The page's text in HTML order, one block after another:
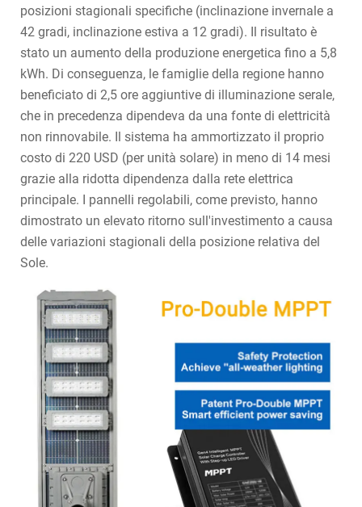
posizioni stagionali specifiche (inclinazione invernale a
42 gradi, inclinazione estiva a 12 gradi). Il risultato è
stato un aumento della produzione energetica fino a 5,8
kWh. Di conseguenza, le famiglie della regione hanno
beneficiato di 2,5 ore aggiuntive di illuminazione serale,
che in precedenza dipendeva da una fonte di elettricità
non rinnovabile. Il sistema ha ammortizzato il proprio
costo di 220 USD (per unità solare) in meno di 14 mesi
grazie alla ridotta dipendenza dalla rete elettrica
principale. I pannelli regolabili, come previsto, hanno
dimostrato un elevato ritorno sull'investimento a causa
delle variazioni stagionali della posizione relativa del
Sole.